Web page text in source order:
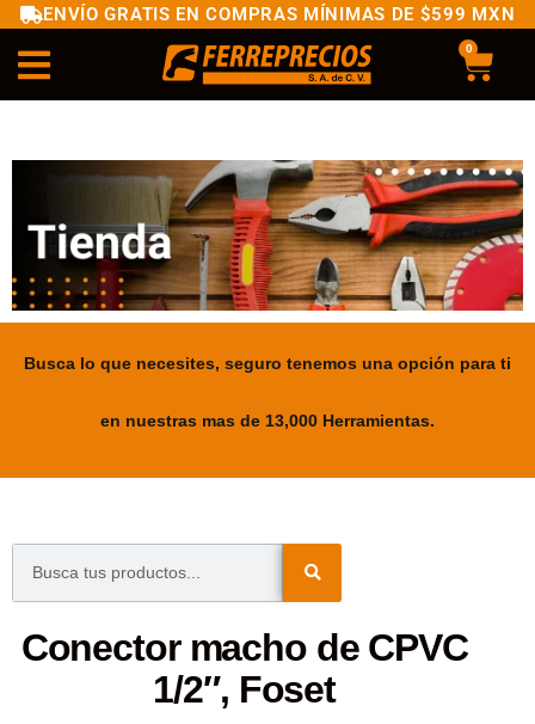
ENVÍO GRATIS EN COMPRAS MÍNIMAS DE $599 MXN
0
Busca lo que necesites, seguro tenemos una opción para ti
en nuestras mas de 13,000 Herramientas.
Conector macho de CPVC
1/2″, Foset